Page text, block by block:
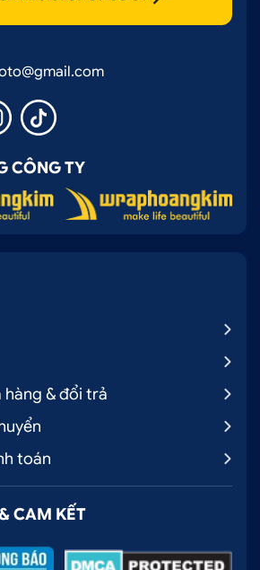
CÔNG TY
hàng & đổi trả
toán
CAM KẾT